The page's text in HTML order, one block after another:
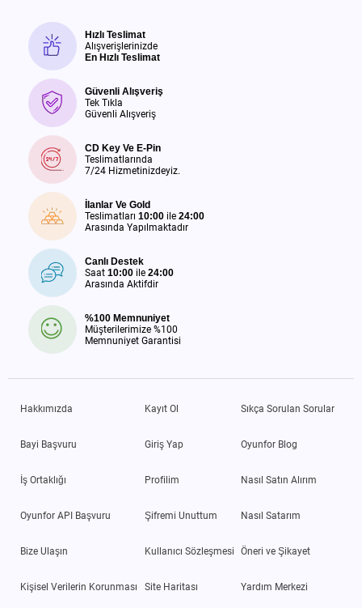
Hızlı Teslimat
Alışverişlerinizde
En Hızlı Teslimat
Güvenli Alışveriş
Tek Tıkla
Güvenli Alışveriş
CD Key Ve E-Pin
Teslimatlarında
7/24 Hizmetinizdeyiz.
İlanlar Ve Gold
Teslimatları 10:00 ile 24:00
Arasında Yapılmaktadır
Canlı Destek
Saat 10:00 ile 24:00
Arasında Aktifdir
%100 Memnuniyet
Müşterilerimize %100
Memnuniyet Garantisi
Hakkımızda
Bayi Başvuru
İş Ortaklığı
Oyunfor API Başvuru
Bize Ulaşın
Kişisel Verilerin Korunması
Kayıt Ol
Giriş Yap
Profilim
Şifremi Unuttum
Kullanıcı Sözleşmesi
Site Haritası
Sıkça Sorulan Sorular
Oyunfor Blog
Nasıl Satın Alırım
Nasıl Satarım
Öneri ve Şikayet
Yardım Merkezi